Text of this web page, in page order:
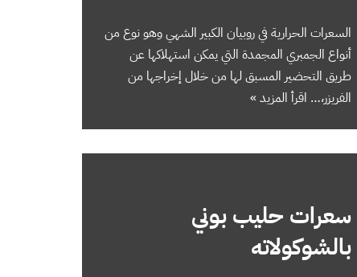
السعرات الحرارية في روبيان الكبير الشهي وهو نوع من
أنواع الجمبري المجمدة التي يمكن استهلاكها عن
طريق التحضير المسبق لها من خلال إخراجها من
الفريزر،… اقرأ المزيد »
سعرات حليب بوني
بالشوكولاته